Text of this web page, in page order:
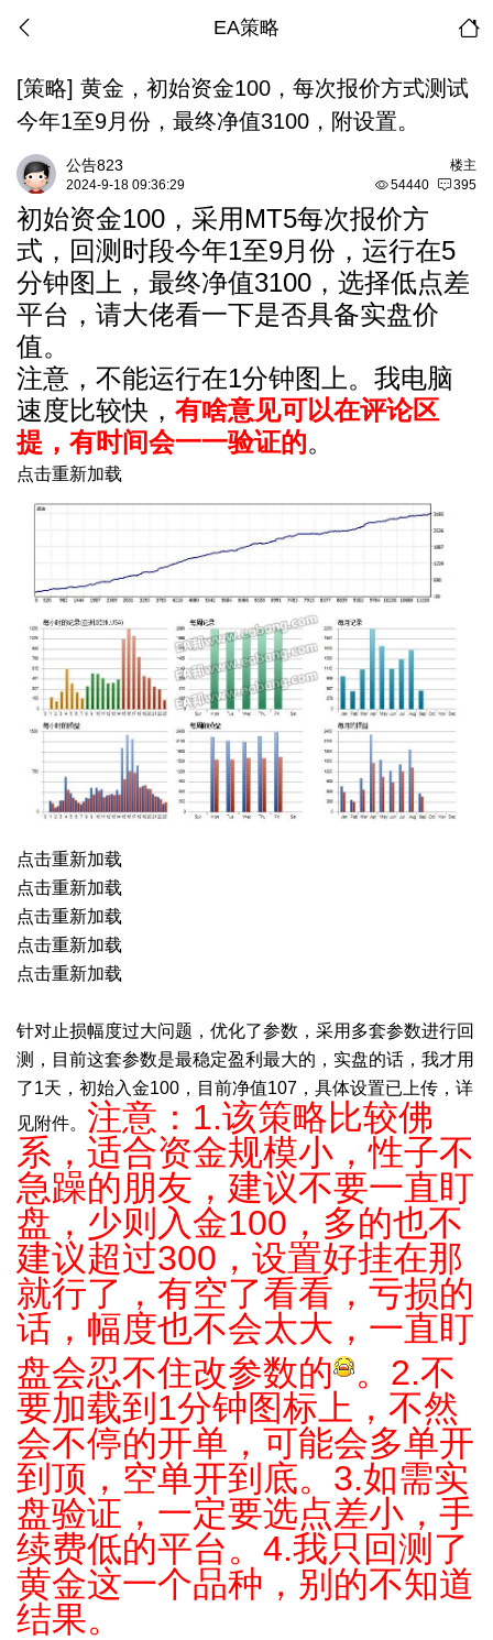
EA策略
[策略] 黄金，初始资金100，每次报价方式测试
今年1至9月份，最终净值3100，附设置。
楼主
公告823
54440 395
2024-9-18 09:36:29
初始资金100，采用MT5每次报价方
式，回测时段今年1至9月份，运行在5
分钟图上，最终净值3100，选择低点差
平台，请大佬看一下是否具备实盘价
值。
注意，不能运行在1分钟图上。我电脑
速度比较快， 有啥意见可以在评论区
提，有时间会一一验证的。
点击重新加载
点击重新加载
点击重新加载
点击重新加载
点击重新加载
点击重新加载
针对止损幅度过大问题，优化了参数，采用多套参数进行回
测，目前这套参数是最稳定盈利最大的，实盘的话，我才用
了1天，初始入金100，目前净值107，具体设置已上传，详
见附件。 注意：1.该策略比较佛
系，适合资金规模小，性子不
急躁的朋友，建议不要一直盯
盘，少则入金100，多的也不
建议超过300，设置好挂在那
就行了，有空了看看，亏损的
话，幅度也不会太大，一直盯
盘会忍不住改参数的
。2.不
要加载到1分钟图标上，不然
会不停的开单，可能会多单开
到顶，空单开到底。3.如需实
盘验证，一定要选点差小，手
续费低的平台。4.我只回测了
黄金这一个品种，别的不知道
结果。